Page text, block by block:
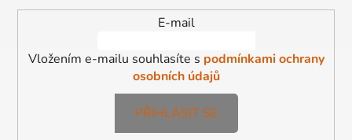
E-mail
Vložením e-mailu souhlasíte s podmínkami ochrany
osobních údajů
PŘIHLÁSIT SE